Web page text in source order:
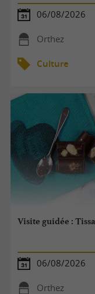
06/08/2026
Orthez
Culture
Visite guidée :
06/08/2026
Orthez